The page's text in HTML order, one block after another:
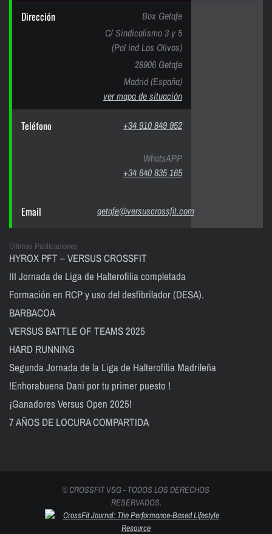
Dirección
Box Getafe
C/ Sindicalismo 3 y 5
(Pol ind Los Olivos)
28906 Getafe
Madrid (España)
ver mapa de situación
Teléfono +34 910 849 952
WhatsAPP
+34 640 835 165
Email getafe@versuscrossfit.com
Últimas Publicaciones
HYROX PFT – VERSUS CROSSFIT
III Jornada de Liga de Halterofilia completada
Formación en RCP y uso del desfibrilador (DESA).
BARBACOA
VERSUS BATTLE OF TEAMS 2025
HARD RUNNING
Segunda Jornada de la Liga de Halterofilia Madrileña
!Enhorabuena Dani por tu primer puesto !
¡Ganadores Versus Open 2025!
7 AÑOS DE LOCURA COMPARTIDA
© CROSSFIT VSG - TODOS LOS DERECHOS
RESERVADOS.